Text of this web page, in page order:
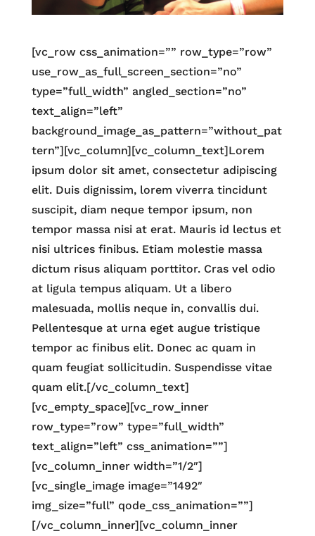
[vc_row css_animation=”” row_type=”row”
use_row_as_full_screen_section=”no”
type=”full_width” angled_section=”no”
text_align=”left”
background_image_as_pattern=”without_pat
tern”][vc_column][vc_column_text]Lorem
ipsum dolor sit amet, consectetur adipiscing
elit. Duis dignissim, lorem viverra tincidunt
suscipit, diam neque tempor ipsum, non
tempor massa nisi at erat. Mauris id lectus et
nisi ultrices finibus. Etiam molestie massa
dictum risus aliquam porttitor. Cras vel odio
at ligula tempus aliquam. Ut a libero
malesuada, mollis neque in, convallis dui.
Pellentesque at urna eget augue tristique
tempor ac finibus elit. Donec ac quam in
quam feugiat sollicitudin. Suspendisse vitae
quam elit.[/vc_column_text]
[vc_empty_space][vc_row_inner
row_type=”row” type=”full_width”
text_align=”left” css_animation=””]
[vc_column_inner width=”1/2″]
[vc_single_image image=”1492″
img_size=”full” qode_css_animation=””]
[/vc_column_inner][vc_column_inner